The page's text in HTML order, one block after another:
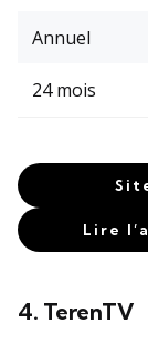
Annuel
24 mois
Lire
4. TerenTV